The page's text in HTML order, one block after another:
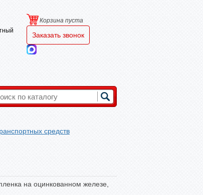
Корзина пуста
Заказать звонок
средств
на оцинкованном железе,